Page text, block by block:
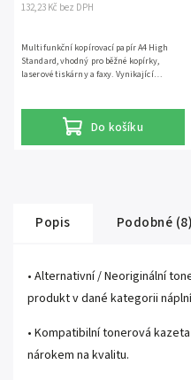
132,23 Kč bez DPH
Do košíku
Multifunkční kopírovací papír A4 High
Standard, vhodný pro běžné kopírky,
laserové tiskárny a faxy. Vynikající
papíru dle ISO 9706. Jedno balení obsahuje
Popis Podobné (8)
• Alternativní / Neoriginální
produkt v dané kategorii
• Kompatibilní tonerová
nárokem na kvalitu.